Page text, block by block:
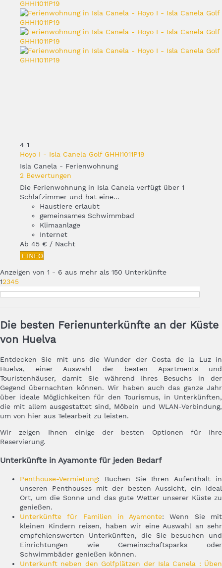
4 1
Hoyo I - Isla Canela Golf GHHI1011P19
Isla Canela - Ferienwohnung
2 Bewertungen
Die Ferienwohnung in Isla Canela verfügt über 1
Schlafzimmer und hat eine...
Haustiere erlaubt
gemeinsames Schwimmbad
Klimaanlage
Internet
Ab 45 € / Nacht
+ INFO
Anzeigen von 1 - 6 aus mehr als 150 Unterkünfte
12345
Die besten Ferienunterkünfte an der Küste
von Huelva
Entdecken Sie mit uns die Wunder der Costa de la Luz in
Huelva, einer Auswahl der besten Apartments und
Touristenhäuser, damit Sie während Ihres Besuchs in der
Gegend übernachten können. Wir haben auch das ganze Jahr
über ideale Möglichkeiten für den Tourismus, in Unterkünften,
die mit allem ausgestattet sind, Möbeln und WLAN-Verbindung,
um von hier aus Telearbeit zu leisten.
Wir zeigen Ihnen einige der besten Optionen für Ihre
Reservierung.
Unterkünfte in Ayamonte für jeden Bedarf
Penthouse-Vermietung: Buchen Sie Ihren Aufenthalt in
unseren Penthouses mit der besten Aussicht, ein Ideal
Ort, um die Sonne und das gute Wetter unserer Küste zu
genießen.
Unterkünfte für Familien in Ayamonte: Wenn Sie mit
kleinen Kindern reisen, haben wir eine Auswahl an sehr
empfehlenswerten Unterkünften, die Sie besuchen und
Einrichtungen wie Gemeinschaftsparks oder
Schwimmbäder genießen können.
Unterkunft neben den Golfplätzen der Isla Canela : Üben